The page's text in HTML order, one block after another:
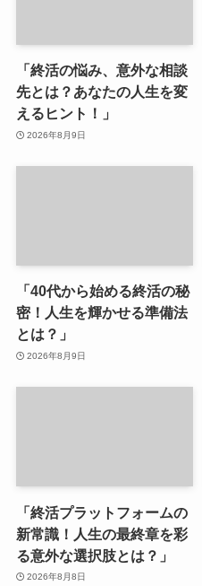
「終活の悩み、意外な相談
先とは？あなたの人生を変
えるヒント！」
2026年8月9日
「40代から始める終活の秘
密！人生を輝かせる準備法
とは？」
2026年8月9日
「終活プラットフォームの
新常識！人生の最終章を彩
る意外な選択肢とは？」
2026年8月8日